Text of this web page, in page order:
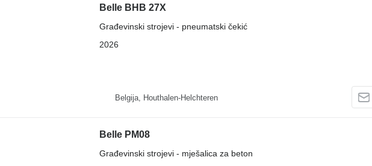
Belle BHB 27X
Građevinski strojevi - pneumatski čekić
2026
Belgija, Houthalen-Helchteren
Belle PM08
Građevinski strojevi - mješalica za beton